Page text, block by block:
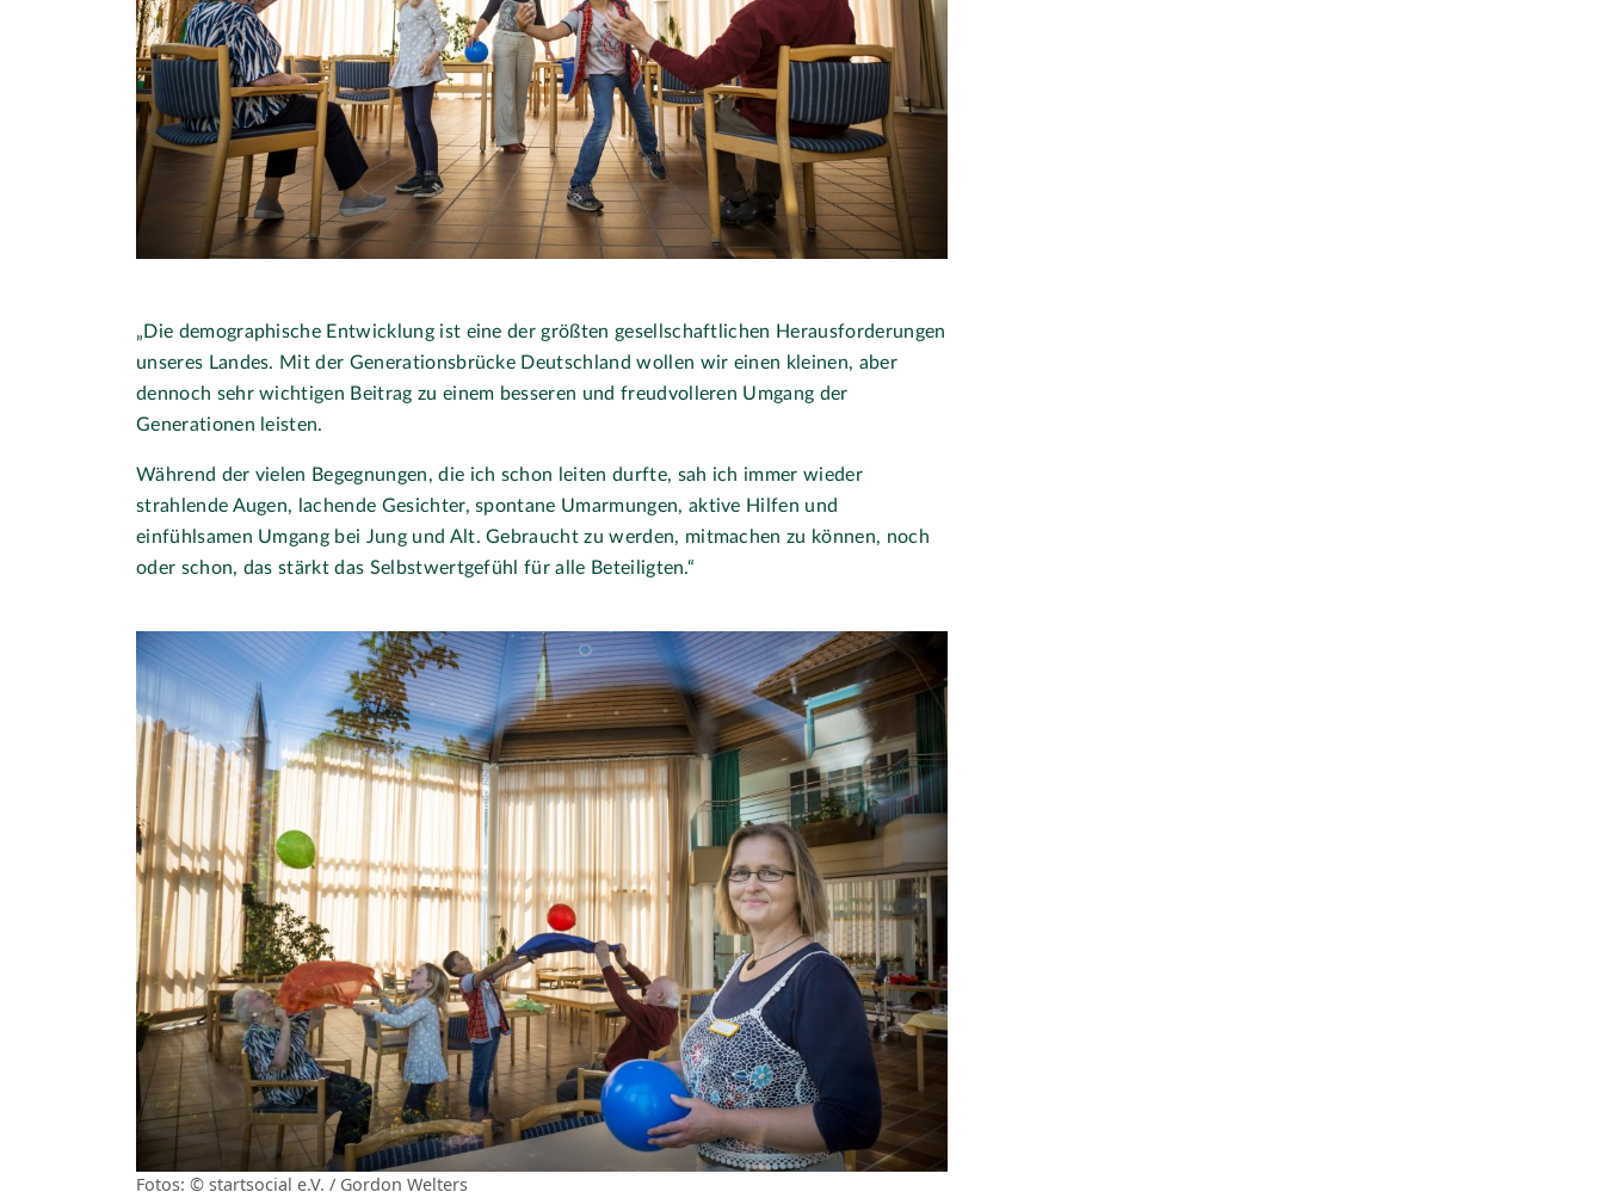
„Die demographische Entwicklung ist eine der größten gesellschaftlichen Herausforderungen
unseres Landes. Mit der Generationsbrücke Deutschland wollen wir einen kleinen, aber
dennoch sehr wichtigen Beitrag zu einem besseren und freudvolleren Umgang der
Generationen leisten.
Während der vielen Begegnungen, die ich schon leiten durfte, sah ich immer wieder
strahlende Augen, lachende Gesichter, spontane Umarmungen, aktive Hilfen und
einfühlsamen Umgang bei Jung und Alt. Gebraucht zu werden, mitmachen zu können, noch
oder schon, das stärkt das Selbstwertgefühl für alle Beteiligten.“
Fotos: © startsocial e.V. / Gordon Welters